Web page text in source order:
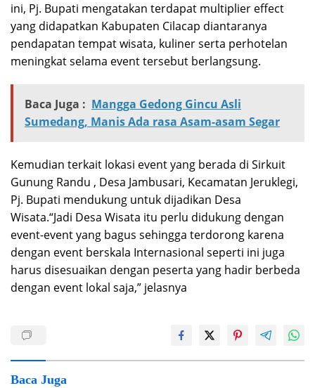
ini, Pj. Bupati mengatakan terdapat multiplier effect
yang didapatkan Kabupaten Cilacap diantaranya
pendapatan tempat wisata, kuliner serta perhotelan
meningkat selama event tersebut berlangsung.
Baca Juga : Mangga Gedong Gincu Asli
Sumedang, Manis Ada rasa Asam-asam Segar
Kemudian terkait lokasi event yang berada di Sirkuit
Gunung Randu , Desa Jambusari, Kecamatan Jeruklegi,
Pj. Bupati mendukung untuk dijadikan Desa
Wisata.“Jadi Desa Wisata itu perlu didukung dengan
event-event yang bagus sehingga terdorong karena
dengan event berskala Internasional seperti ini juga
harus disesuaikan dengan peserta yang hadir berbeda
dengan event lokal saja,” jelasnya
Baca Juga